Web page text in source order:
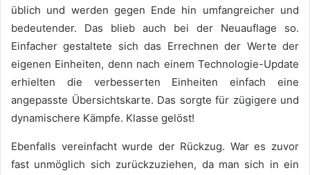
üblich und werden gegen Ende hin umfangreicher und
bedeutender. Das blieb auch bei der Neuauflage so.
Einfacher gestaltete sich das Errechnen der Werte der
eigenen Einheiten, denn nach einem Technologie-Update
erhielten die verbesserten Einheiten einfach eine
angepasste Übersichtskarte. Das sorgte für zügigere und
dynamischere Kämpfe. Klasse gelöst!
Ebenfalls vereinfacht wurde der Rückzug. War es zuvor
fast unmöglich sich zurückzuziehen, da man sich in ein